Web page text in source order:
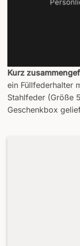
Kurz
ein Füllfederhalter
Stahlfeder (Größe
Geschenkbox